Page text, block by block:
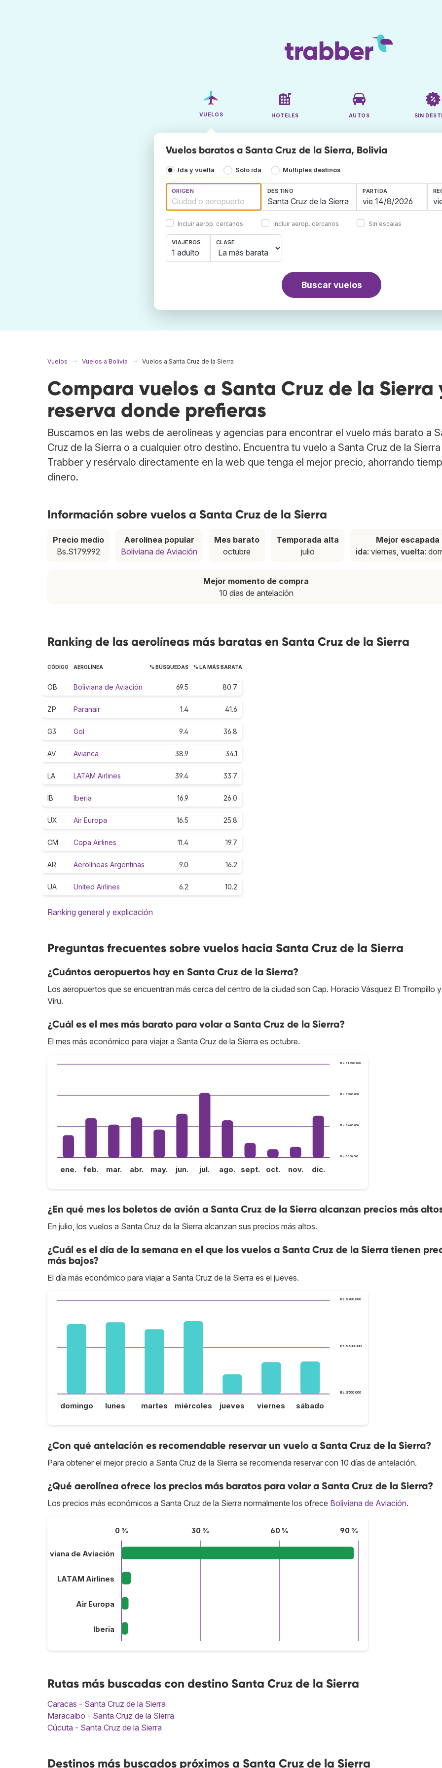
VUELOS HOTELES AUTOS SIN
Vuelos baratos a Santa Cruz de la Sierra, Bolivia
Ida y vuelta Solo ida Múltiples destinos
ORIGEN
Incluir aerop. cercanos
DESTINO
Incluir aerop. cercanos
PARTIDA
Sin escalas
VIAJEROS
1 adulto
CLASE
Buscar vuelos
Vuelos Vuelos a Bolivia Vuelos a Santa Cruz de la Sierra
Compara vuelos a Santa Cruz de la Sierra
reserva donde prefieras
Buscamos en las webs de aerolíneas y agencias para encontrar el vuelo más barato a
Cruz de la Sierra o a cualquier otro destino. Encuentra tu vuelo a Santa Cruz de la
Trabber y resérvalo directamente en la web que tenga el mejor precio, ahorrando
dinero.
Información sobre vuelos a Santa Cruz de la Sierra
Precio medio
Bs.S179.992
Aerolínea popular
Boliviana de Aviación
Mes barato
octubre
Temporada alta
julio
Mejor escapada
ida: viernes, vuelta:
Mejor momento de compra
10 días de antelación
Ranking de las aerolíneas más baratas en Santa Cruz de la Sierra
CÓDIGO AEROLÍNEA % BÚSQUEDAS % LA MÁS BARATA
OB Boliviana de Aviación 69.5 80.7
ZP Paranair 1.4 41.6
G3 Gol 9.4 36.8
AV Avianca 38.9 34.1
LA LATAM Airlines 39.4 33.7
IB Iberia 16.9 26.0
UX Air Europa 16.5 25.8
CM Copa Airlines 11.4 19.7
AR Aerolíneas Argentinas 9.0 16.2
UA United Airlines 6.2 10.2
Ranking general y explicación
Preguntas frecuentes sobre vuelos hacia Santa Cruz de la Sierra
¿Cuántos aeropuertos hay en Santa Cruz de la Sierra?
Los aeropuertos que se encuentran más cerca del centro de la ciudad son Cap. Horacio Vásquez El Trompillo
Viru.
¿Cuál es el mes más barato para volar a Santa Cruz de la Sierra?
El mes más económico para viajar a Santa Cruz de la Sierra es octubre.
Bs.S300.000
Bs.S600.000
Bs.S900.000
Bs.S1.200.000
ene. feb. mar. abr. may. jun. jul. ago. sept. oct. nov. dic.
¿En qué mes los boletos de avión a Santa Cruz de la Sierra alcanzan precios más
En julio, los vuelos a Santa Cruz de la Sierra alcanzan sus precios más altos.
¿Cuál es el día de la semana en el que los vuelos a Santa Cruz de la Sierra tienen
más bajos?
El día más económico para viajar a Santa Cruz de la Sierra es el jueves.
Bs.S500.000
Bs.S600.000
Bs.S700.000
domingo lunes martes miércoles jueves viernes sábado
¿Con qué antelación es recomendable reservar un vuelo a Santa Cruz de la Sierra?
Para obtener el mejor precio a Santa Cruz de la Sierra se recomienda reservar con 10 días de antelación.
¿Qué aerolínea ofrece los precios más baratos para volar a Santa Cruz de la Sierra?
Los precios más económicos a Santa Cruz de la Sierra normalmente los ofrece Boliviana de Aviación.
0 % 30 % 60 % 90 %
Boliviana de Aviación
LATAM Airlines
Air Europa
Iberia
Rutas más buscadas con destino Santa Cruz de la Sierra
Caracas - Santa Cruz de la Sierra
Maracaibo - Santa Cruz de la Sierra
Cúcuta - Santa Cruz de la Sierra
Destinos más buscados próximos a Santa Cruz de la Sierra